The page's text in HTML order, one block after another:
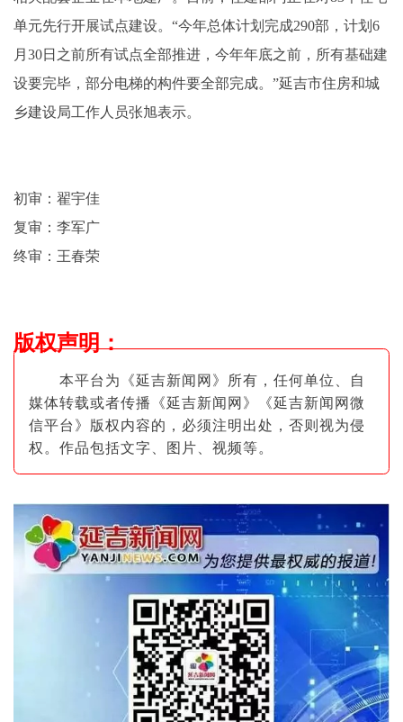
单元先行开展试点建设。“今年总体计划完成290部，计划6
月30日之前所有试点全部推进，今年年底之前，所有基础建
设要完毕，部分电梯的构件要全部完成。”延吉市住房和城
乡建设局工作人员张旭表示。
初审：翟宇佳
复审：李军广
终审：王春荣
版权声明：
本平台为《延吉新闻网》所有，任何单位、自
媒体转载或者传播《延吉新闻网》《延吉新闻网微
信平台》版权内容的，必须注明出处，否则视为侵
权。作品包括文字、图片 、视频等。